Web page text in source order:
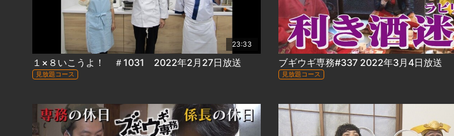
23:33
１×８いこうよ！ ＃1031 2022年2月27日放送
見放題コース
ブギウギ専務#337 2022年3月4日放送
見放題コース